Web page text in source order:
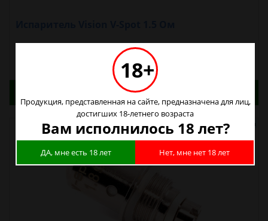
200р.
Адреса магазинов. Табачные изделия можно
купить только в магазинах
18+
Продукция, представленная на сайте, предназначена для лиц,
достигших 18-летнего возраста
Вам исполнилось 18 лет?
ДА, мне есть 18 лет Нет, мне нет 18 лет